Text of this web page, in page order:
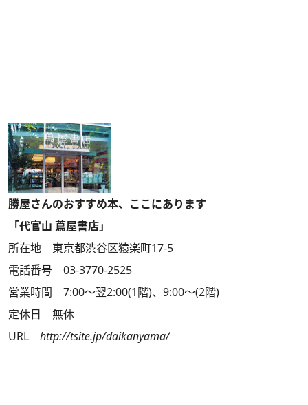
勝屋さんのおすすめ本、ここにあります
「代官山 蔦屋書店」
所在地 東京都渋谷区猿楽町17-5
電話番号 03-3770-2525
営業時間 7:00～翌2:00(1階)、9:00～(2階)
定休日 無休
URL http://tsite.jp/daikanyama/